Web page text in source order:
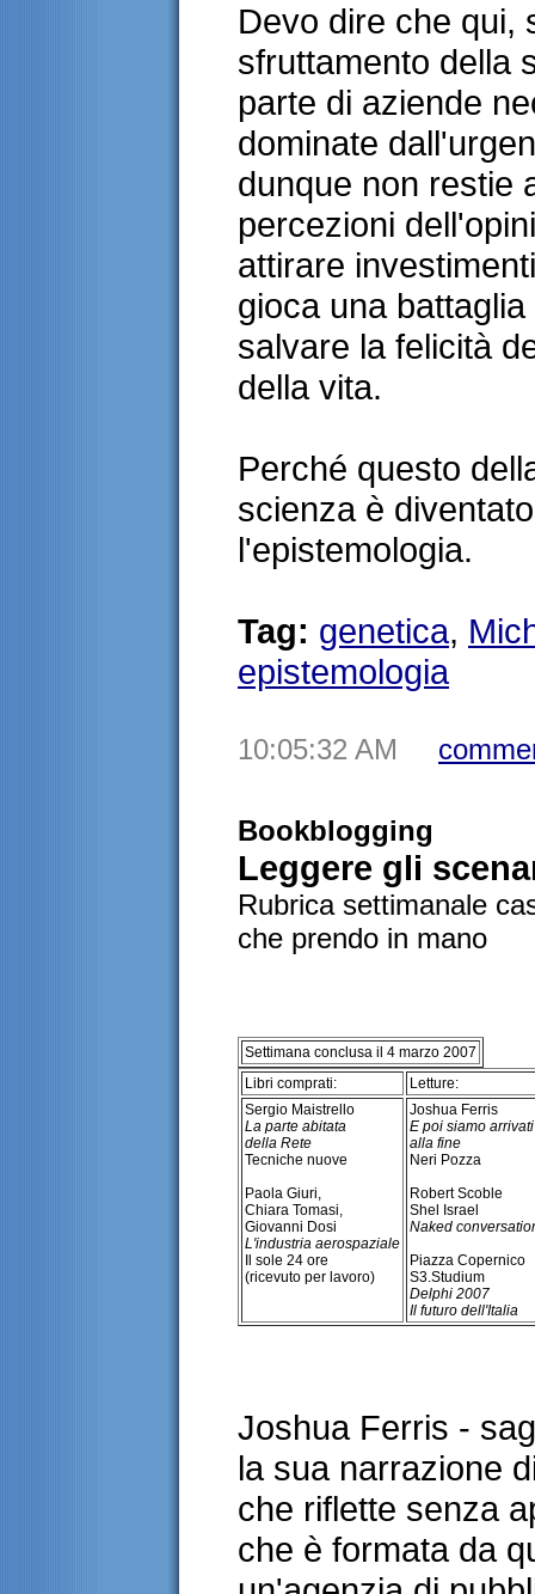
Devo dire che qui,
sfruttamento della
parte di aziende
dominate
dunque non restie
percezioni
attirare
gioca una
salvare la felicità
della vita.
Perché questo
scienza è
l'epistemologia.
Tag: genetica,
epistemologia
10:05:32 AM
Bookblogging
Leggere gli
Rubrica settimanale
che prendo in mano
Settimana conclusa il 4 marzo 2007
Libri comprati:
Letture:
Sergio Maistrello
La parte abitata
della Rete
Tecniche nuove
Paola Giuri,
Chiara Tomasi,
Giovanni Dosi
L'industria aerospaziale
Il sole 24 ore
(ricevuto per lavoro)
Joshua Ferris
E poi siamo arrivati
alla fine
Neri Pozza
Robert Scoble
Shel Israel
Naked
Piazza Copernico
S3.Studium
Delphi 2007
Il futuro dell'Italia
Joshua Ferris -
la sua narrazione
che riflette senza
che è formata da